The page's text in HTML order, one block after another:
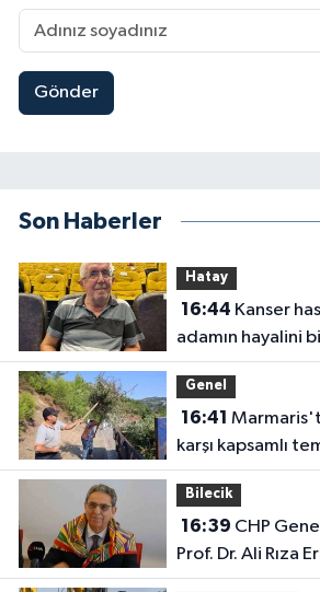
Gönder
Son Haberler
Hatay
16:44
adamın hayalini
evine kavuşunca
duygulandırdı
Genel
16:41
karşı kapsamlı
Bilecik
16:39
Prof. Dr. Ali Rıza
olmak inanç